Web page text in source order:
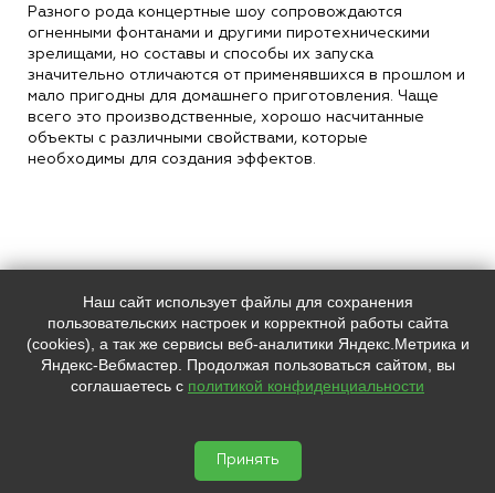
Разного рода концертные шоу сопровождаются
огненными фонтанами и другими пиротехническими
зрелищами, но составы и способы их запуска
значительно отличаются от применявшихся в прошлом и
мало пригодны для домашнего приготовления. Чаще
всего это производственные, хорошо насчитанные
объекты с различными свойствами, которые
необходимы для создания эффектов.
SHOW.FEERVERKIN
Наш адрес:
г. Санкт-Петербург, ул. Смолячкова,
4/2
Контакты:
+7 (812) 385-57-11
+7 ( 981) 758-68-31
info@feerverkin.ru
Мы в социальных сетях:
Наш сайт использует файлы для сохранения
пользовательских настроек и корректной работы сайта
(cookies), а так же сервисы веб-аналитики Яндекс.Метрика и
Яндекс-Вебмастер. Продолжая пользоваться сайтом, вы
соглашаетесь с политикой конфиденциальности
Принять